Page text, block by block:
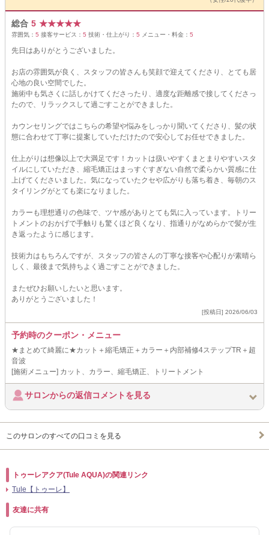
総合 5 ★★★★★
雰囲気： 5 接客サービス： 5 技術・仕上がり： 5 メニュー・料金： 5
先日はありがとうございました。
お店の雰囲気が良く、スタッフの皆さんも笑顔で迎えてくださり、とても居
心地の良い空間でした。
施術中も気さくに話しかけてくださったり、適度な距離感で接してくださっ
たので、リラックスして過ごすことができました。
カウンセリングではこちらの希望や悩みをしっかり聞いてくださり、髪の状
態に合わせて丁寧に提案していただけたので安心してお任せできました。
仕上がりは想像以上で大満足です！カットは扱いやすくまとまりやすいスタ
イルにしていただき、縮毛矯正はまっすぐすぎない自然で柔らかい質感に仕
上げてくださいました。気になっていたクセや広がりも落ち着き、毎朝のス
タイリングがとても楽になりました。
カラーも理想通りの色味で、ツヤ感がありとても気に入っています。トリー
トメントのおかげで手触りも驚くほど良くなり、指通りがなめらかで髪が生
き返ったように感じます。
技術力はもちろんですが、スタッフの皆さんの丁寧な接客や心配りが素晴ら
しく、最後まで気持ちよく過ごすことができました。
またぜひお願いしたいと思います。
ありがとうございました！
[投稿日] 2026/06/03
予約時のクーポン・メニュー
★まとめて綺麗に★カット＋縮毛矯正＋カラー＋内部補修4ステップTR＋超
音波
[施術メニュー] カット、カラー、縮毛矯正、トリートメント
サロンからの返信コメントを見る
このサロンのすべての口コミを見る
トゥーレアクア(Tule AQUA)の関連リンク
Tule【トゥーレ】
友達に共有